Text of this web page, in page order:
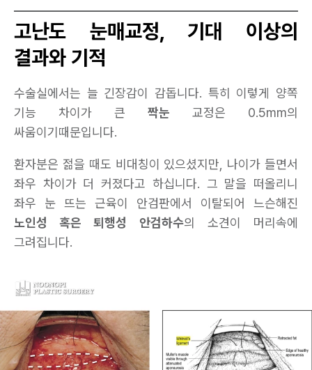
고난도 눈매교정, 기대 이상의
결과와 기적
수술실에서는 늘 긴장감이 감돕니다. 특히 이렇게 양쪽
기능 차이가 큰 짝눈 교정은 0.5mm의
싸움이기때문입니다.
환자분은 젊을 때도 비대칭이 있으셨지만, 나이가 들면서
좌우 차이가 더 커졌다고 하십니다. 그 말을 떠올리니
좌우 눈 뜨는 근육이 안검판에서 이탈되어 느슨해진
노인성 혹은 퇴행성 안검하수의 소견이 머리속에
그려집니다.